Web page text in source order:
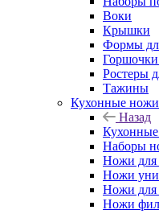
Воки
Крышки
Формы
Горшочки
Ростеры
Тажины
Кухонные ножи
Назад
Наборы
Ножи для
Ножи
Ножи для
Ножи